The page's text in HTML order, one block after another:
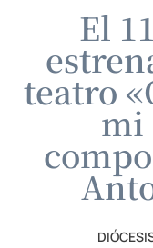
El
teatro
mi